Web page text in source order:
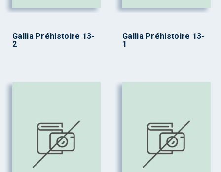
Gallia Préhistoire 13-
2
Gallia Préhistoire 13-
1